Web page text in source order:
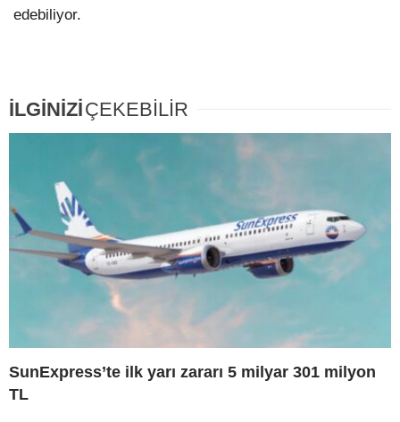
edebiliyor.
İLGİNİZİÇEKEBİLİR
SunExpress’te ilk yarı zararı 5 milyar 301 milyon
TL